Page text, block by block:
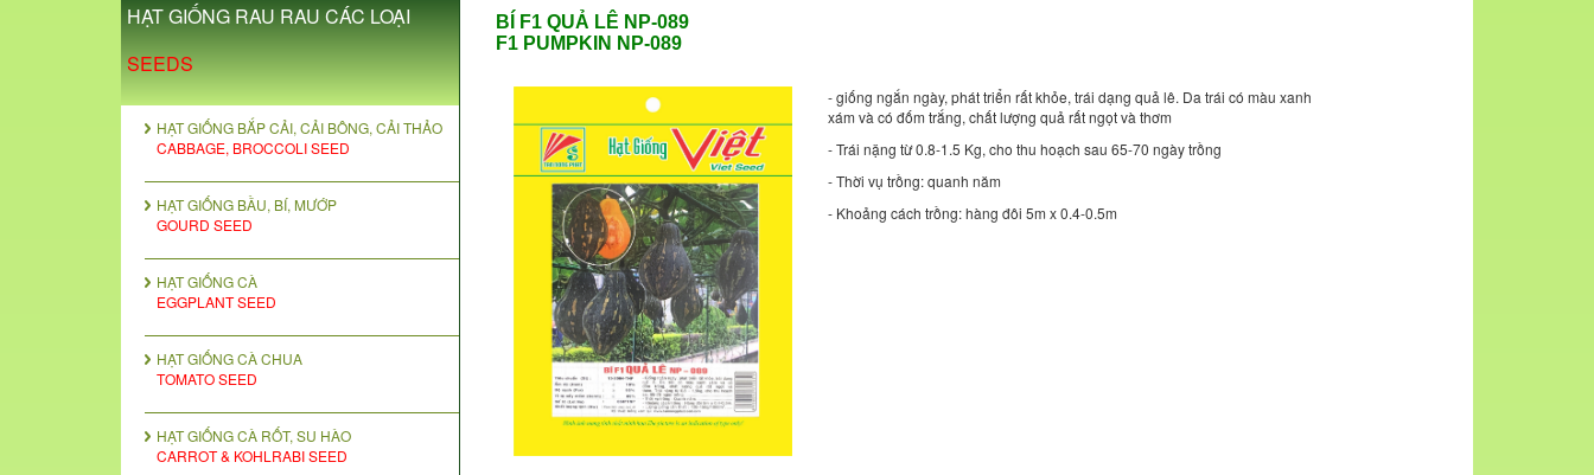
HẠT GIỐNG RAU RAU CÁC LOẠI
SEEDS
HẠT GIỐNG BẮP CẢI, CẢI BÔNG, CẢI THẢO
CABBAGE, BROCCOLI SEED
HẠT GIỐNG BẦU, BÍ, MƯỚP
GOURD SEED
HẠT GIỐNG CÀ
EGGPLANT SEED
HẠT GIỐNG CÀ CHUA
TOMATO SEED
HẠT GIỐNG CÀ RỐT, SU HÀO
CARROT & KOHLRABI SEED
BÍ F1 QUẢ LÊ NP-089
F1 PUMPKIN NP-089
- giống ngắn ngày, phát triển rất khỏe, trái dạng quả lê. Da trái có màu xanh
xám và có đốm trắng, chất lượng quả rất ngọt và thơm
- Trái nặng từ 0.8-1.5 Kg, cho thu hoạch sau 65-70 ngày trồng
- Thời vụ trồng: quanh năm
- Khoảng cách trồng: hàng đôi 5m x 0.4-0.5m